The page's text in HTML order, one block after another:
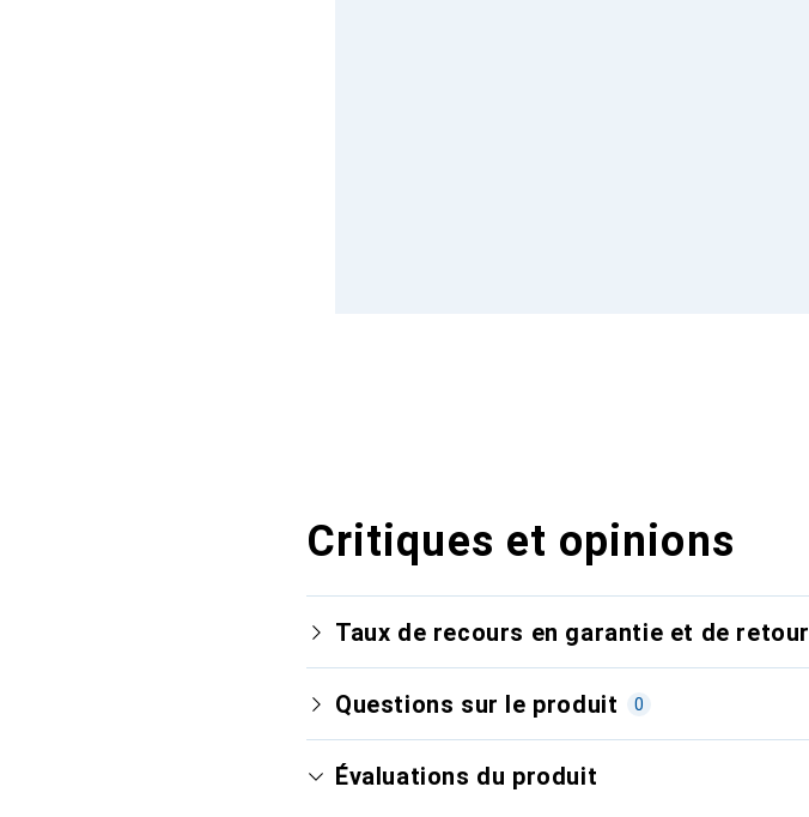
Critiques et opinions
Taux de recours en garantie et de retour
Questions sur le produit 0
Évaluations du produit